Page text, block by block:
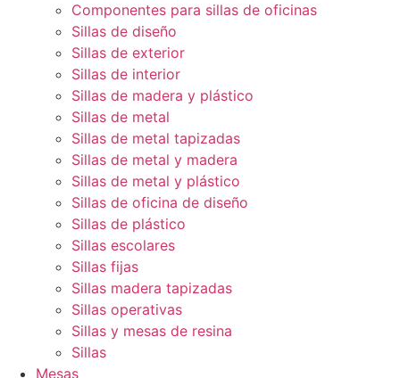
Componentes para sillas de oficinas
Sillas de diseño
Sillas de exterior
Sillas de interior
Sillas de madera y plástico
Sillas de metal
Sillas de metal tapizadas
Sillas de metal y madera
Sillas de metal y plástico
Sillas de oficina de diseño
Sillas de plástico
Sillas escolares
Sillas fijas
Sillas madera tapizadas
Sillas operativas
Sillas y mesas de resina
Sillas
Mesas